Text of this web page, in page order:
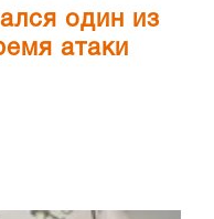
один из
атаки